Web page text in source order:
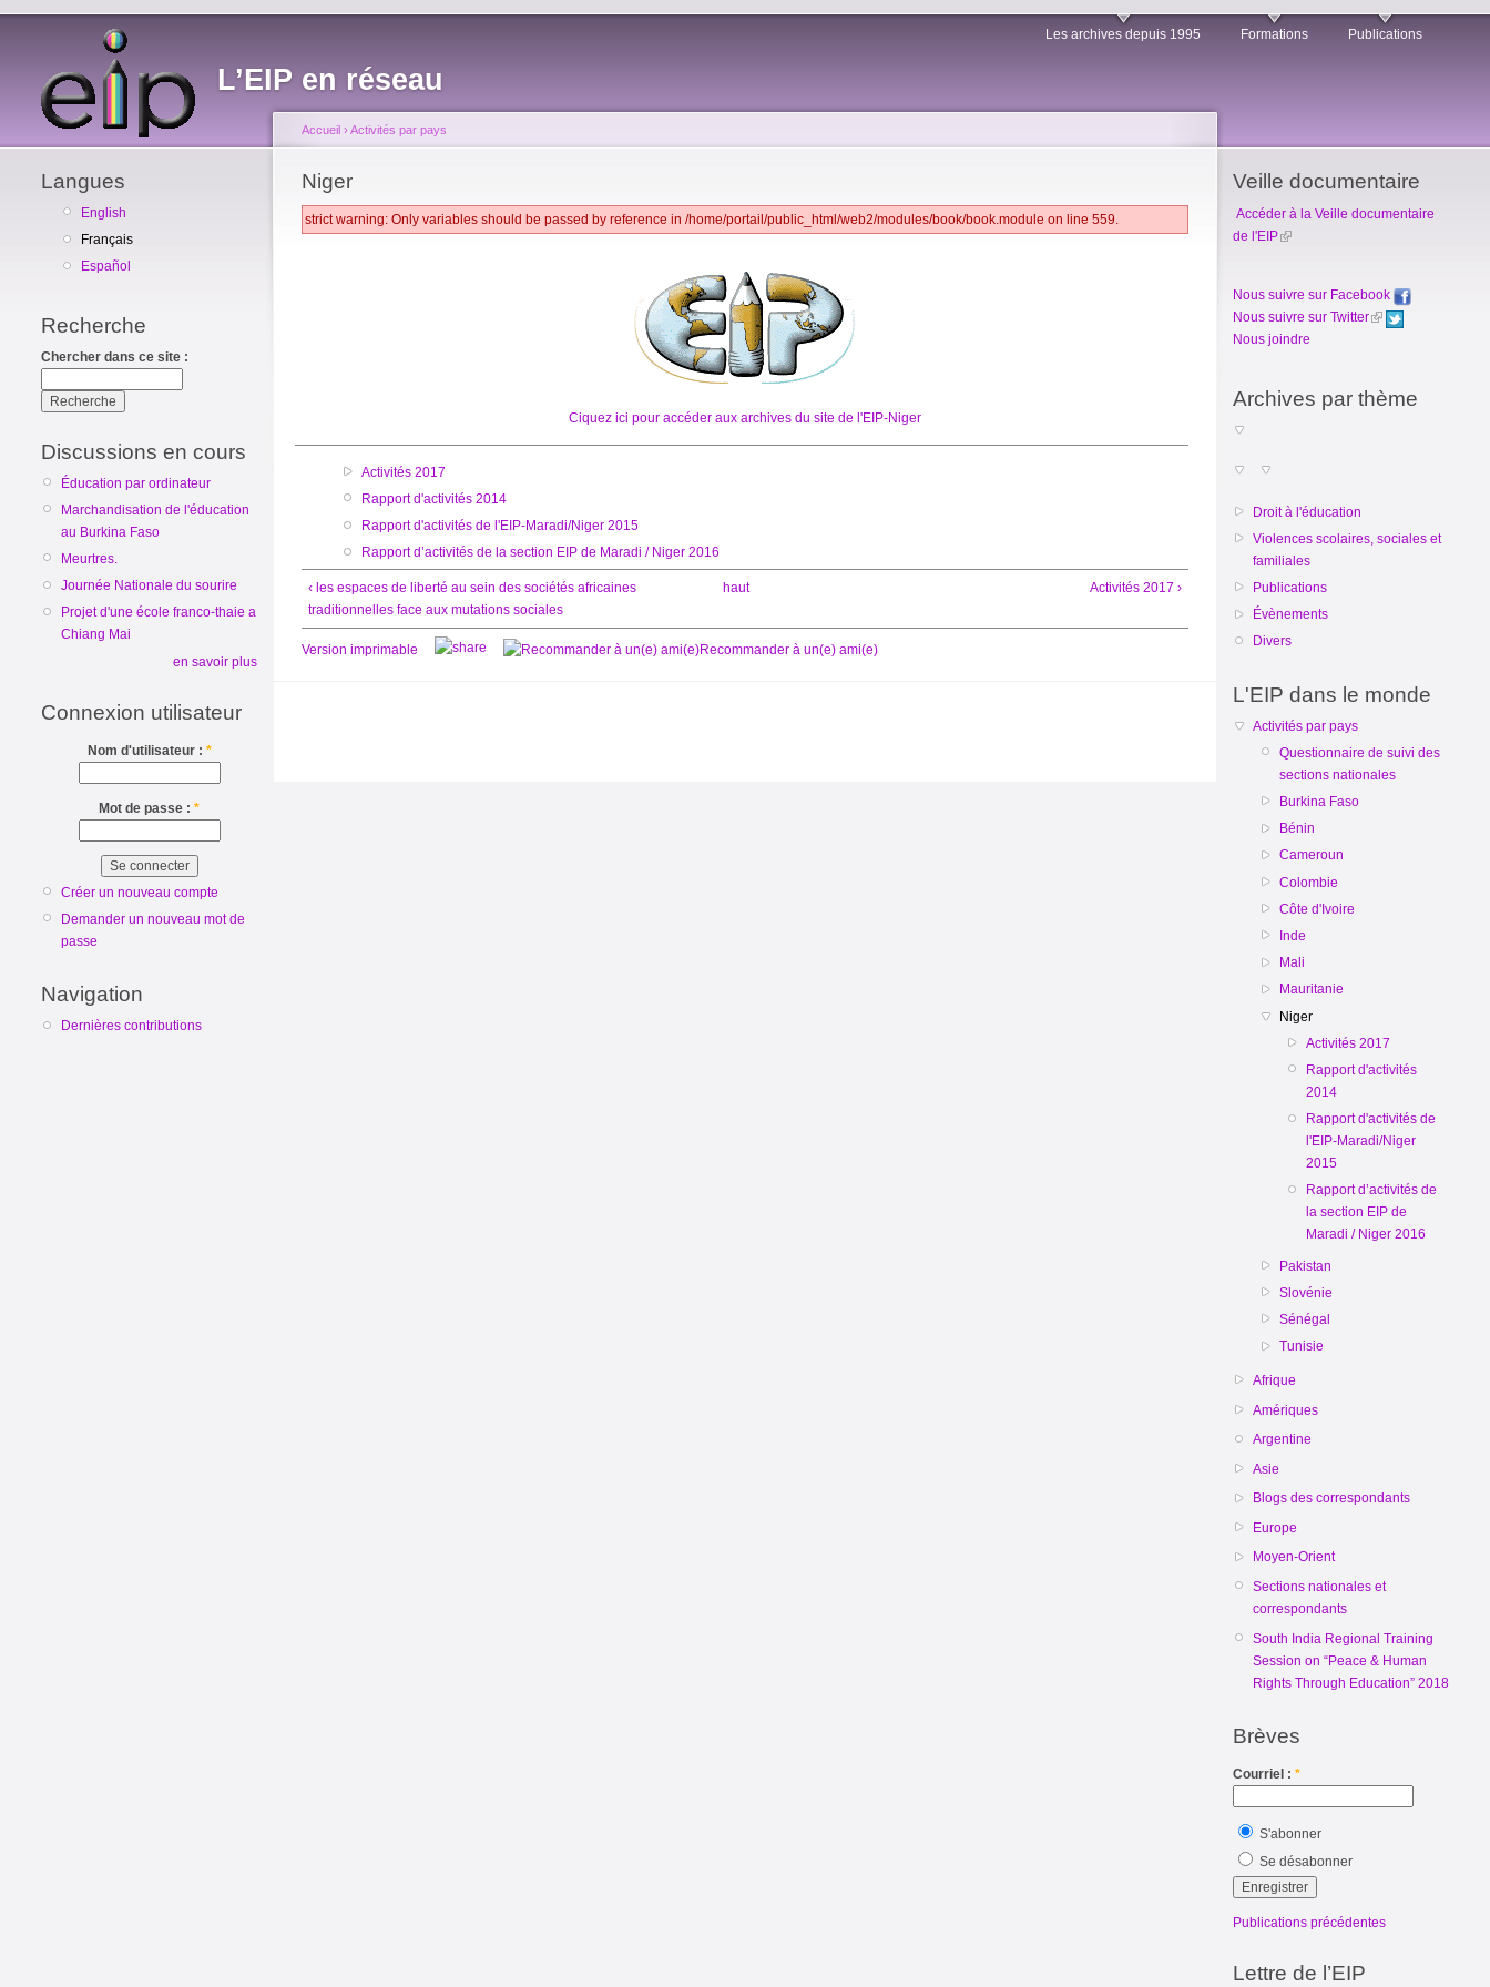
L’EIP en réseau
Les archives depuis 1995 Formations Publications
Langues
English
Français
Español
Recherche
Chercher dans ce site :
Discussions en cours
Éducation par ordinateur
Marchandisation de l'éducation
au Burkina Faso
Meurtres.
Journée Nationale du sourire
Projet d'une école franco-thaie a
Chiang Mai
en savoir plus
Connexion utilisateur
Nom d'utilisateur : *
Mot de passe : *
Créer un nouveau compte
Demander un nouveau mot de
passe
Navigation
Dernières contributions
Accueil › Activités par pays
Niger
strict warning: Only variables should be passed by reference in /home/portail/public_html/web2/modules/book/book.module on line 559.
Ciquez ici pour accéder aux archives du site de l'EIP-Niger
Activités 2017
Rapport d'activités 2014
Rapport d'activités de l'EIP-Maradi/Niger 2015
Rapport d’activités de la section EIP de Maradi / Niger 2016
‹ les espaces de liberté au sein des sociétés africaines
traditionnelles face aux mutations sociales
haut Activités 2017 ›
Version imprimable Recommander à un(e) ami(e)
Veille documentaire
Accéder à la Veille documentaire
de l'EIP
Nous suivre sur Facebook
Nous suivre sur Twitter
Nous joindre
Archives par thème
Droit à l'éducation
Violences scolaires, sociales et
familiales
Publications
Évènements
Divers
L'EIP dans le monde
Activités par pays
Questionnaire de suivi des
sections nationales
Burkina Faso
Bénin
Cameroun
Colombie
Côte d'Ivoire
Inde
Mali
Mauritanie
Niger
Activités 2017
Rapport d'activités
2014
Rapport d'activités de
l'EIP-Maradi/Niger
2015
Rapport d’activités de
la section EIP de
Maradi / Niger 2016
Pakistan
Slovénie
Sénégal
Tunisie
Afrique
Amériques
Argentine
Asie
Blogs des correspondants
Europe
Moyen-Orient
Sections nationales et
correspondants
South India Regional Training
Session on “Peace & Human
Rights Through Education” 2018
Brèves
Courriel : *
S'abonner
Se désabonner
Publications précédentes
Lettre de l’EIP